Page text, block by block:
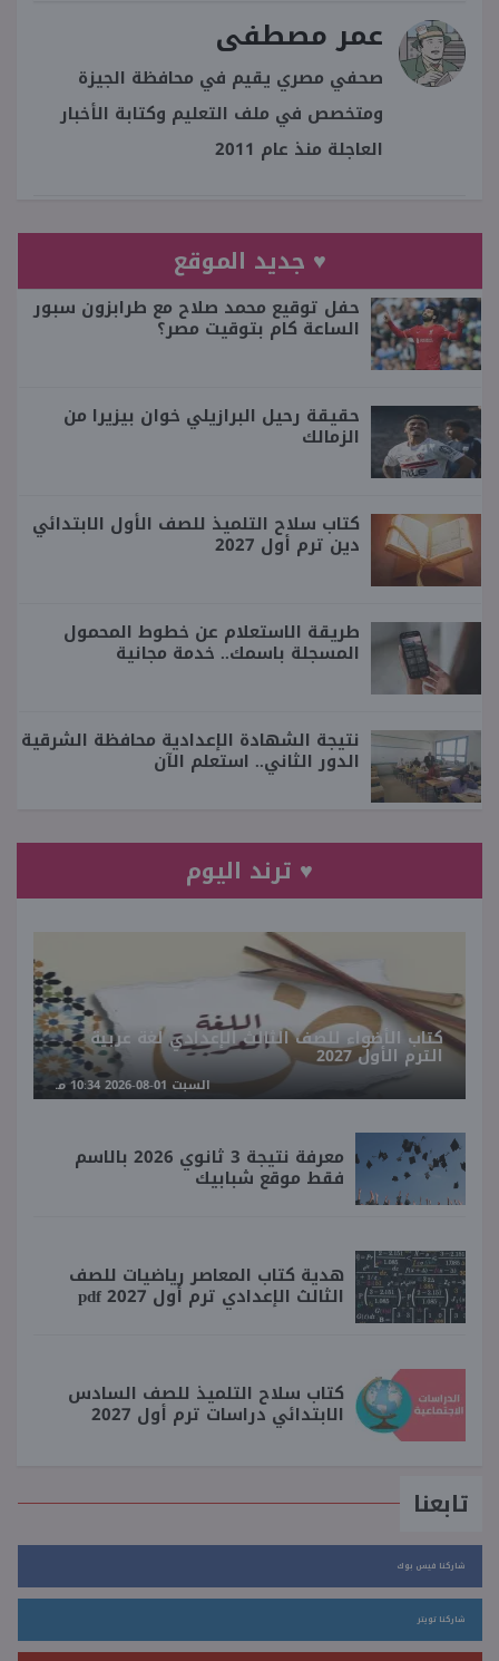
عمر مصطفى
صحفي مصري يقيم في محافظة الجيزة
ومتخصص في ملف التعليم وكتابة الأخبار
العاجلة منذ عام 2011
♥ جديد الموقع
حفل توقيع محمد صلاح مع طرابزون سبور
الساعة كام بتوقيت مصر؟
حقيقة رحيل البرازيلي خوان بيزيرا من
الزمالك
كتاب سلاح التلميذ للصف الأول الابتدائي
دين ترم أول 2027
طريقة الاستعلام عن خطوط المحمول
المسجلة باسمك.. خدمة مجانية
نتيجة الشهادة الإعدادية محافظة الشرقية
الدور الثاني.. استعلم الآن
♥ ترند اليوم
كتاب الأضواء للصف الثالث الإعدادي لغة عربية
الترم الأول 2027
السبت 01-08-2026 10:34 مـ
معرفة نتيجة 3 ثانوي 2026 بالاسم
فقط موقع شبابيك
هدية كتاب المعاصر رياضيات للصف
الثالث الإعدادي ترم أول 2027 pdf
كتاب سلاح التلميذ للصف السادس
الابتدائي دراسات ترم أول 2027
تابعنا
شاركنا فيس بوك
شاركنا تويتر